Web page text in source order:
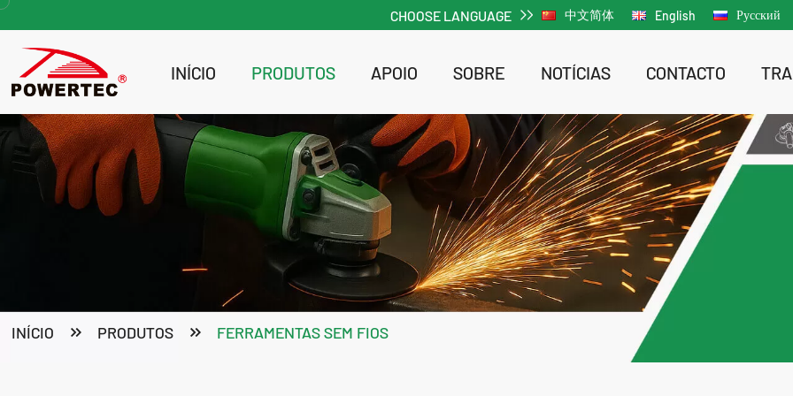
CHOOSE LANGUAGE 中文简体 English Русский
INÍCIO PRODUTOS APOIO SOBRE NOTÍCIAS CONTACTO
INÍCIO PRODUTOS FERRAMENTAS SEM FIOS